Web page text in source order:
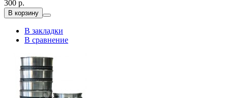
300 р.
В корзину
В закладки
В сравнение